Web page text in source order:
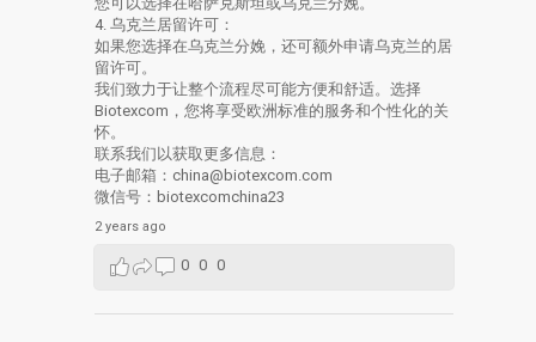
4. 乌克兰居留许可：
如果您选择在乌克兰分娩，还可额外申请乌克兰的居
留许可。
我们致力于让整个流程尽可能方便和舒适。选择
Biotexcom，您将享受欧洲标准的服务和个性化的关
怀。
联系我们以获取更多信息：
电子邮箱：china@biotexcom.com
微信号：biotexcomchina23
2 years ago
0 0 0